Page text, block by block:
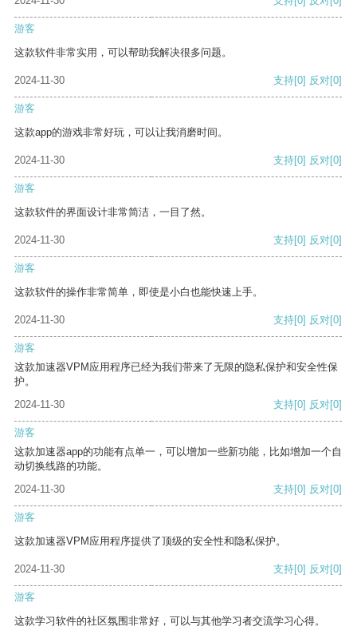
游客
这款软件非常实用，可以帮助我解决很多问题。
2024-11-30 支持[0] 反对[0]
游客
这款app的游戏非常好玩，可以让我消磨时间。
2024-11-30 支持[0] 反对[0]
游客
这款软件的界面设计非常简洁，一目了然。
2024-11-30 支持[0] 反对[0]
游客
这款软件的操作非常简单，即使是小白也能快速上手。
2024-11-30 支持[0] 反对[0]
游客
这款加速器VPM应用程序已经为我们带来了无限的隐私保护和安全性保
护。
2024-11-30
支持[0] 反对[0]
游客
这款加速器app的功能有点单一，可以增加一些新功能，比如增加一个自
动切换线路的功能。
2024-11-30
支持[0] 反对[0]
游客
这款加速器VPM应用程序提供了顶级的安全性和隐私保护。
2024-11-30 支持[0] 反对[0]
游客
这款学习软件的社区氛围非常好，可以与其他学习者交流学习心得。